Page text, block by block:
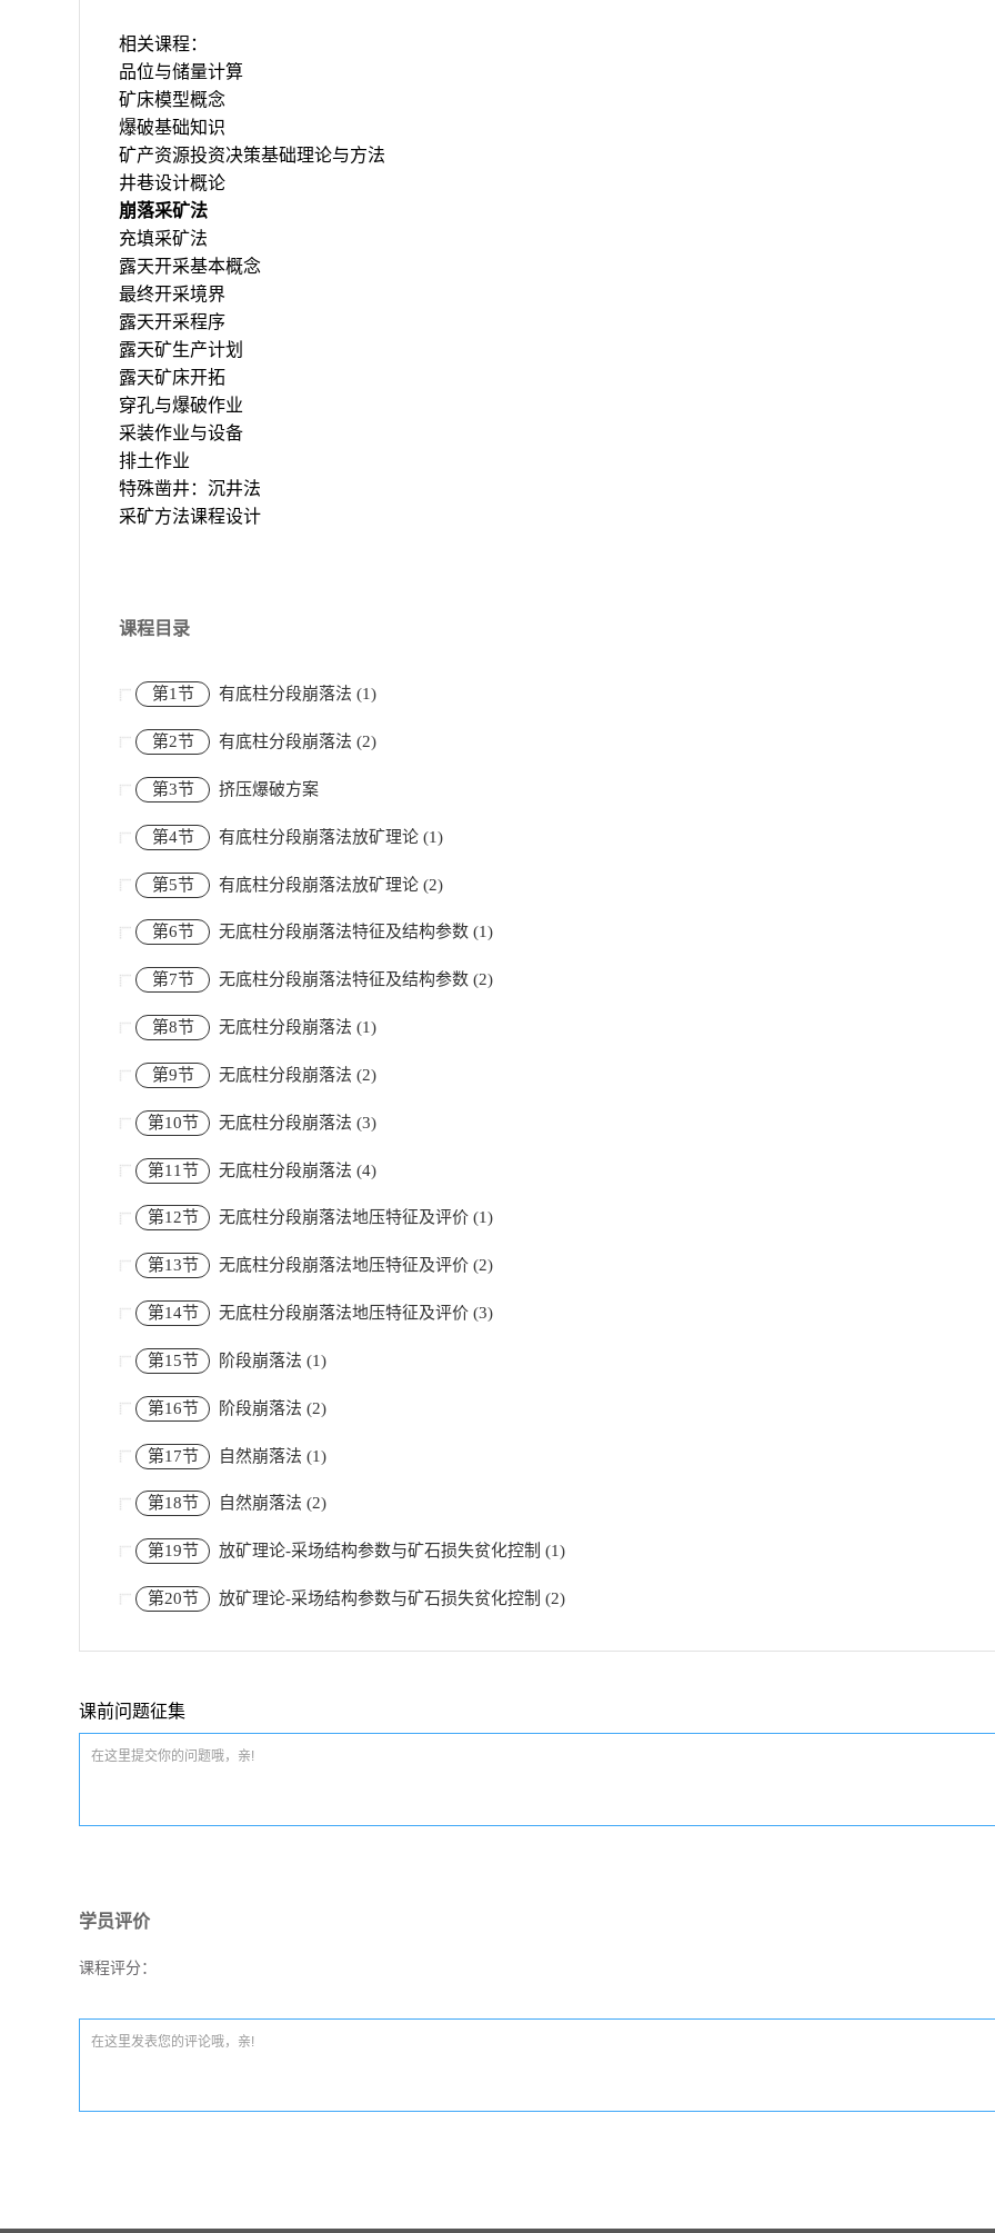
相关课程：
品位与储量计算
矿床模型概念
爆破基础知识
矿产资源投资决策基础理论与方法
井巷设计概论
崩落采矿法
充填采矿法
露天开采基本概念
最终开采境界
露天开采程序
露天矿生产计划
露天矿床开拓
穿孔与爆破作业
采装作业与设备
排土作业
特殊凿井：沉井法
采矿方法课程设计
课程目录
第1节 有底柱分段崩落法 (1)
第2节 有底柱分段崩落法 (2)
第3节 挤压爆破方案
第4节 有底柱分段崩落法放矿理论 (1)
第5节 有底柱分段崩落法放矿理论 (2)
第6节 无底柱分段崩落法特征及结构参数 (1)
第7节 无底柱分段崩落法特征及结构参数 (2)
第8节 无底柱分段崩落法 (1)
第9节 无底柱分段崩落法 (2)
第10节 无底柱分段崩落法 (3)
第11节 无底柱分段崩落法 (4)
第12节 无底柱分段崩落法地压特征及评价 (1)
第13节 无底柱分段崩落法地压特征及评价 (2)
第14节 无底柱分段崩落法地压特征及评价 (3)
第15节 阶段崩落法 (1)
第16节 阶段崩落法 (2)
第17节 自然崩落法 (1)
第18节 自然崩落法 (2)
第19节 放矿理论-采场结构参数与矿石损失贫化控制 (1)
第20节 放矿理论-采场结构参数与矿石损失贫化控制 (2)
课前问题征集
学员评价
课程评分：